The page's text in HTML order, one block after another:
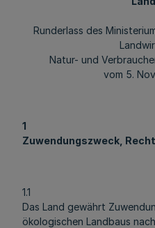
Runderlass des
Natur- und
vom 5.
1
Zuwendungszweck,
1.1
Das Land gewährt
ökologischen Landbaus